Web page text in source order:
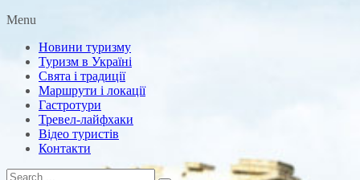
Menu
Новини туризму
Туризм в Україні
Свята і традиції
Маршрути і локації
Гастротури
Тревел-лайфхаки
Відео туристів
Контакти